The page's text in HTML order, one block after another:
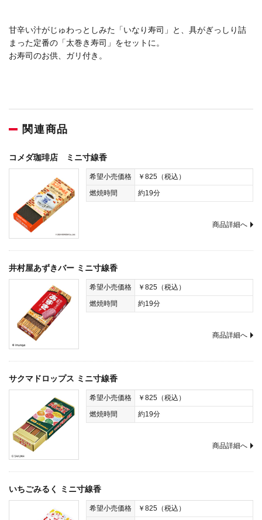
甘辛い汁がじゅわっとしみた「いなり寿司」と、具がぎっしり詰
まった定番の「太巻き寿司」をセットに。
お寿司のお供、ガリ付き。
関連商品
コメダ珈琲店 ミニ寸線香
希望小売価格
￥825（税込）
燃焼時間
約19分
商品詳細へ
井村屋あずきバー ミニ寸線香
希望小売価格
￥825（税込）
燃焼時間
約19分
商品詳細へ
サクマドロップス ミニ寸線香
希望小売価格
￥825（税込）
燃焼時間
約19分
商品詳細へ
いちごみるく ミニ寸線香
希望小売価格
￥825（税込）